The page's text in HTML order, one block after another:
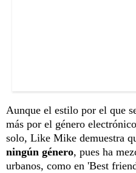
Aunque el estilo por el que
más por el género
solo, Like Mike demuestra
ningún género, pues ha
urbanos, como en 'Best